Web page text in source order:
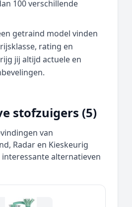
100 verschillende
getraind model vinden
rating en
jij altijd actuele en
stofzuigers (5)
van
Radar en Kieskeurig
alternatieven